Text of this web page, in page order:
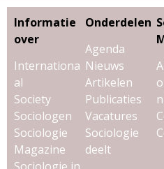
Informatie
over
Internationa
al
Society
Sociologen
Sociologie
Magazine
Onderdelen
Agenda
Nieuws
Artikelen
Publicaties
Vacatures
Sociologie
deelt